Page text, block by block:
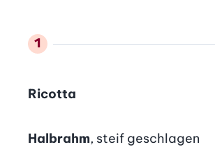
Ricotta
Halbrahm, steif geschlagen